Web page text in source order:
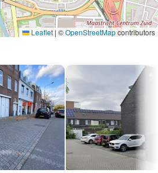
Leaflet | ©OpenStreetMapcontributors